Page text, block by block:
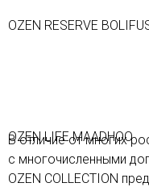
OZEN RESERVE
OZEN LIFE MAADHOO
В отличие от многих
с многочисленными
OZEN COLLECTION